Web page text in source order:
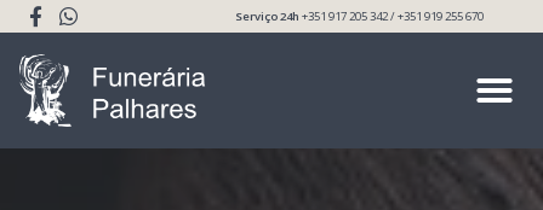
Serviço 24h+351 917 205 342 / +351 919 255 670